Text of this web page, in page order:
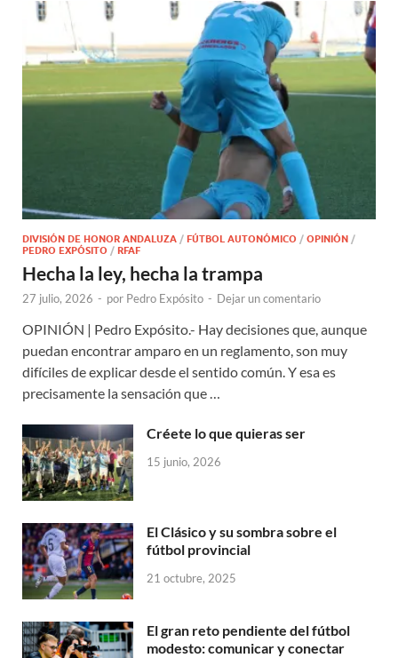
DIVISIÓN DE HONOR ANDALUZA / FÚTBOL AUTONÓMICO / OPINIÓN /
PEDRO EXPÓSITO / RFAF
Hecha la ley, hecha la trampa
27 julio, 2026 - por Pedro Expósito - Dejar un comentario
OPINIÓN | Pedro Expósito.- Hay decisiones que, aunque
puedan encontrar amparo en un reglamento, son muy
difíciles de explicar desde el sentido común. Y esa es
precisamente la sensación que …
Créete lo que quieras ser
15 junio, 2026
El Clásico y su sombra sobre el
fútbol provincial
21 octubre, 2025
El gran reto pendiente del fútbol
modesto: comunicar y conectar